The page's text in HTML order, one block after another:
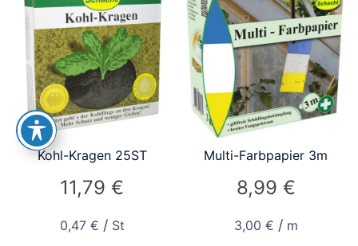
Kohl-Kragen 25ST
11,79€
0,47 € / St
Multi-Farbpapier 3m
8,99 €
3,00 € / m